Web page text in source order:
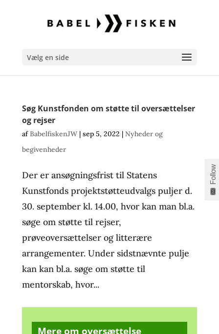
Vælg en side
Søg Kunstfonden om støtte til oversættelser
og rejser
afBabelfiskenJW| sep 5, 2022 | Nyheder og
begivenheder
Der er ansøgningsfrist til Statens
Kunstfonds projektstøtteudvalgs puljer d.
30. september kl. 14.00, hvor kan man bl.a.
søge om støtte til rejser,
prøveoversættelser og litterære
arrangementer. Under sidstnævnte pulje
kan kan bl.a. søge om støtte til
mentorskab, hvor...
Mere om oversættelse
Follow